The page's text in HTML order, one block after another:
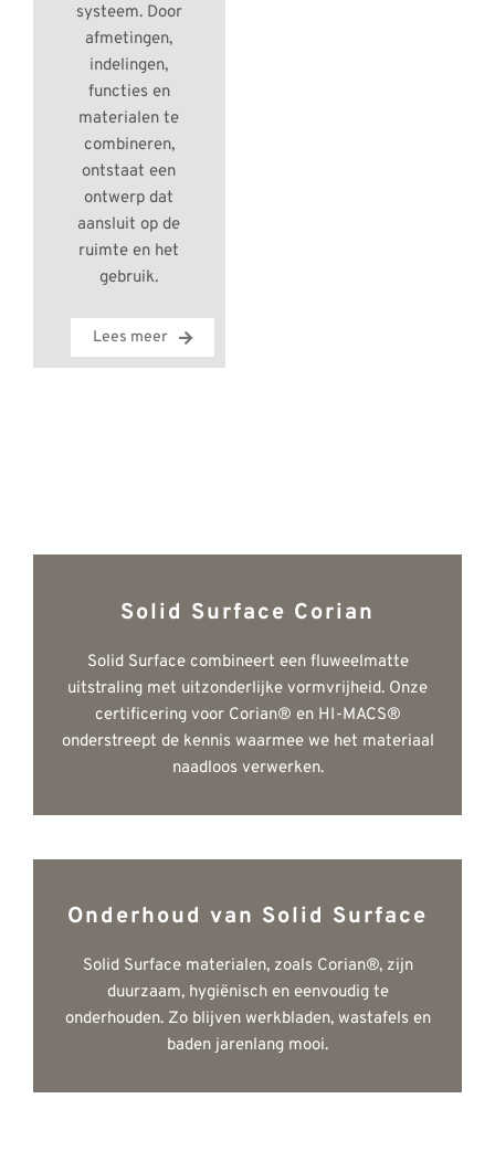
systeem. Door
afmetingen,
indelingen,
functies en
materialen te
combineren,
ontstaat een
ontwerp dat
aansluit op de
ruimte en het
gebruik.
Lees meer
Solid Surface Corian
Solid Surface combineert een fluweelmatte
uitstraling met uitzonderlijke vormvrijheid. Onze
certificering voor Corian® en HI-MACS®
onderstreept de kennis waarmee we het materiaal
naadloos verwerken.
Onderhoud van Solid Surface
Solid Surface materialen, zoals Corian®, zijn
duurzaam, hygiënisch en eenvoudig te
onderhouden. Zo blijven werkbladen, wastafels en
baden jarenlang mooi.